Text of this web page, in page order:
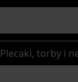
Plecaki, torby i